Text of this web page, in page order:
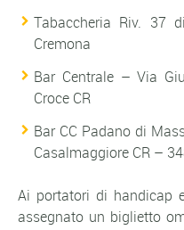
Tabaccheria Riv. 37
Cremona
Bar Centrale – Via
Croce CR
Bar CC Padano di
Casalmaggiore CR –
Ai portatori di handicap
assegnato un biglietto